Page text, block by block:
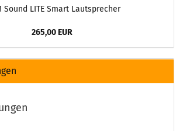
Sound LITE Smart Lautsprecher
265,00 EUR